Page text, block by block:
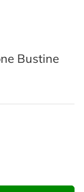
Bustine